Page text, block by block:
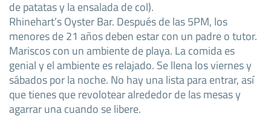
de patatas y la ensalada de col).
Rhinehart’s Oyster Bar. Después de las 5PM, los
menores de 21 años deben estar con un padre o tutor.
Mariscos con un ambiente de playa. La comida es
genial y el ambiente es relajado. Se llena los viernes y
sábados por la noche. No hay una lista para entrar, así
que tienes que revolotear alrededor de las mesas y
agarrar una cuando se libere.